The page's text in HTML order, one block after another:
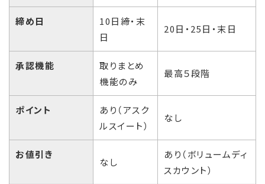
締め日
10日締・末
日
20日・25日・末日
承認機能
取りまとめ
機能のみ
最高５段階
ポイント
あり（アスク
ルスイート）
なし
お値引き
なし
あり（ボリュームディ
スカウント）